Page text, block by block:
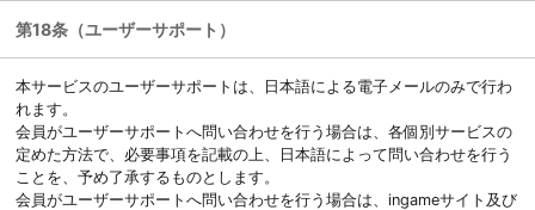
第18条（ユーザーサポート）
本サービスのユーザーサポートは、日本語による電子メールのみで行わ
れます。
会員がユーザーサポートへ問い合わせを行う場合は、各個別サービスの
定めた方法で、必要事項を記載の上、日本語によって問い合わせを行う
ことを、予め了承するものとします。
会員がユーザーサポートへ問い合わせを行う場合は、ingameサイト及び